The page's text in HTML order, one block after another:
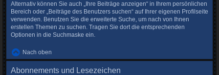
Alternativ können Sie auch „Ihre Beiträge anzeigen“ in Ihrem persönlichen
Bereich oder „Beiträge des Benutzers suchen“ auf Ihrer eigenen Profilseite
verwenden. Benutzen Sie die erweiterte Suche, um nach von Ihnen
erstellen Themen zu suchen. Tragen Sie dort die entsprechenden
Optionen in die Suchmaske ein.
Nach oben
Abonnements und Lesezeichen